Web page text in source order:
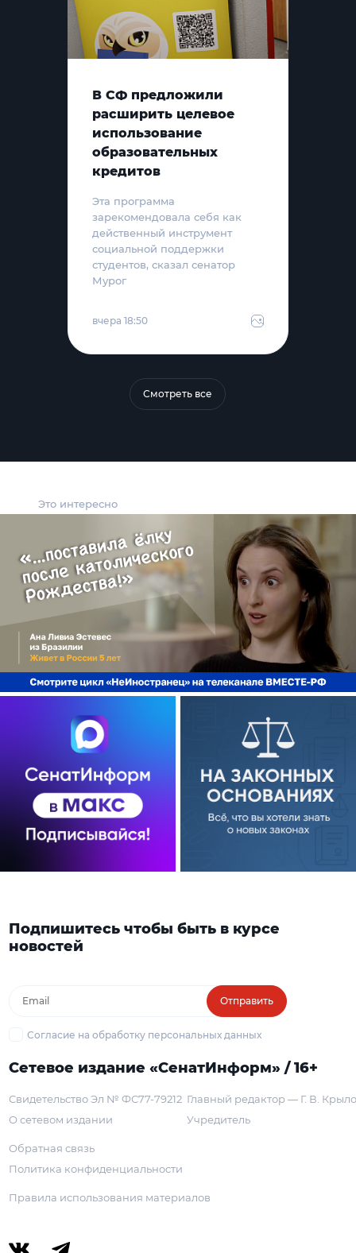
Это интересно
В СФ предложили
расширить целевое
использование
образовательных
кредитов
Эта программа
зарекомендовала себя как
действенный инструмент
социальной поддержки
студентов, сказал сенатор
Мурог
вчера 18:50
Смотреть все
Подпишитесь чтобы быть в курсе
новостей
Отправить
Согласие на обработку персональных данных
Сетевое издание «СенатИнформ» / 16+
Свидетельство Эл № ФС77-79212
О сетевом издании
Главный редактор — Г. В.
Учредитель
Обратная связь
Политика конфиденциальности
Правила использования материалов